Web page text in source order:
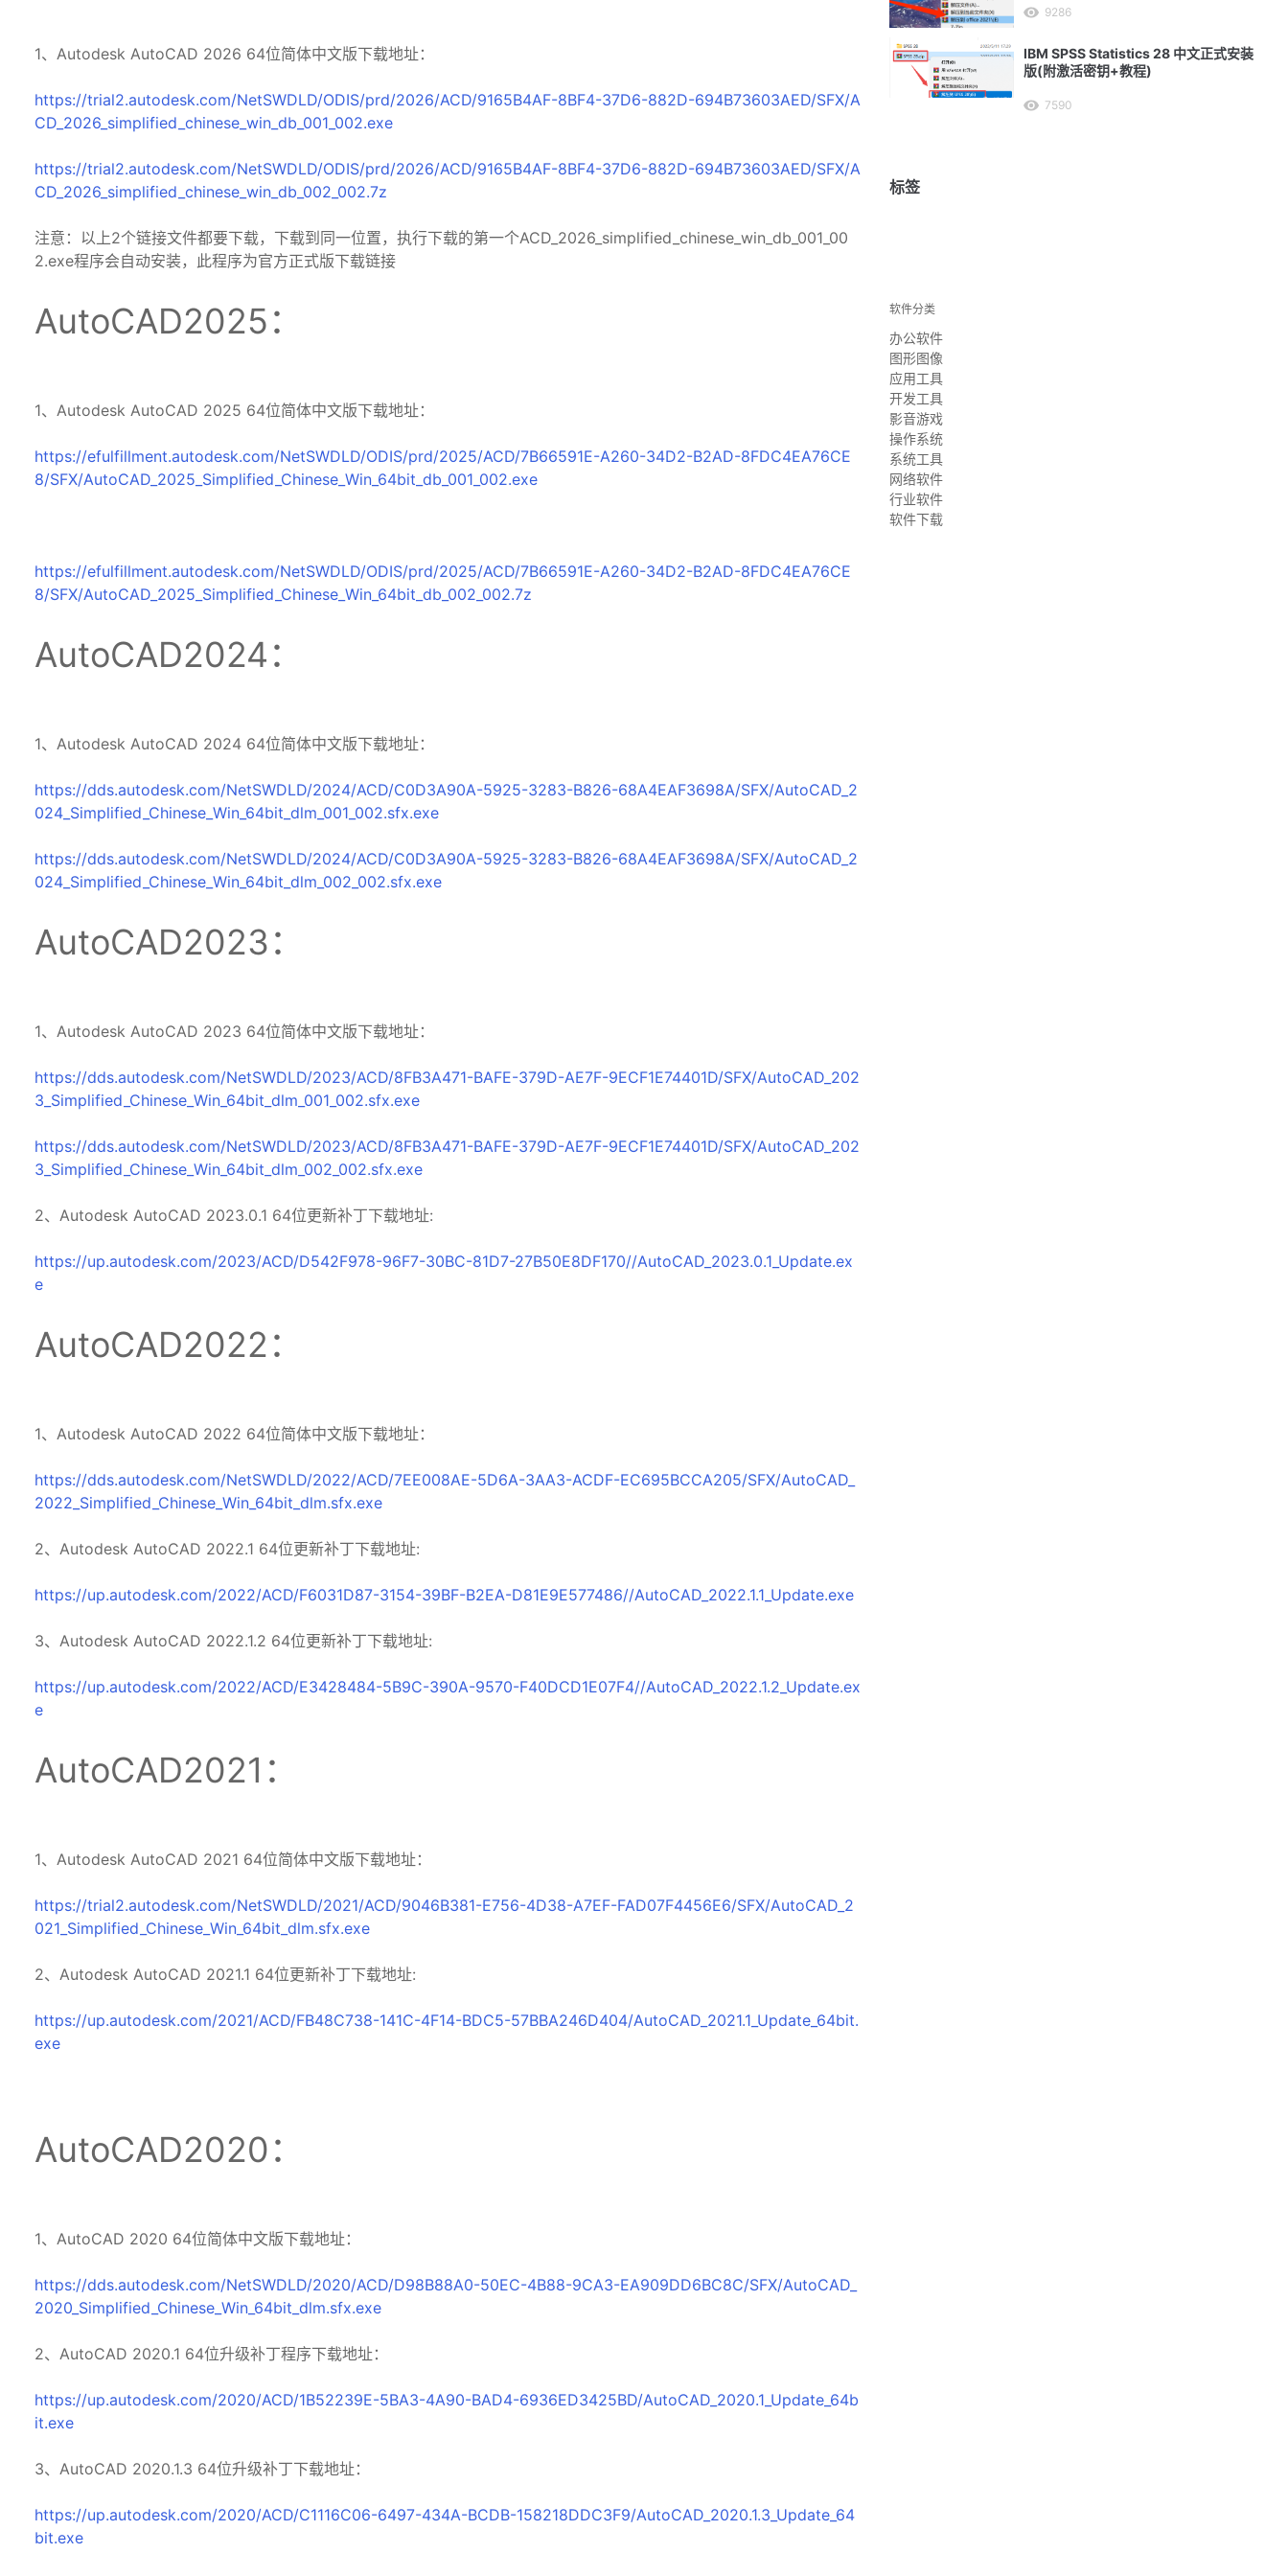
1、Autodesk AutoCAD 2026 64位简体中文版下载地址：
https://trial2.autodesk.com/NetSWDLD/ODIS/prd/2026/ACD/9165B4AF-8BF4-37D6-882D-694B73603AED/SFX/A
CD_2026_simplified_chinese_win_db_001_002.exe
https://trial2.autodesk.com/NetSWDLD/ODIS/prd/2026/ACD/9165B4AF-8BF4-37D6-882D-694B73603AED/SFX/A
CD_2026_simplified_chinese_win_db_002_002.7z
注意：以上2个链接文件都要下载，下载到同一位置，执行下载的第一个ACD_2026_simplified_chinese_win_db_001_00
2.exe程序会自动安装，此程序为官方正式版下载链接
AutoCAD2025：
1、Autodesk AutoCAD 2025 64位简体中文版下载地址：
https://efulfillment.autodesk.com/NetSWDLD/ODIS/prd/2025/ACD/7B66591E-A260-34D2-B2AD-8FDC4EA76CE
8/SFX/AutoCAD_2025_Simplified_Chinese_Win_64bit_db_001_002.exe
https://efulfillment.autodesk.com/NetSWDLD/ODIS/prd/2025/ACD/7B66591E-A260-34D2-B2AD-8FDC4EA76CE
8/SFX/AutoCAD_2025_Simplified_Chinese_Win_64bit_db_002_002.7z
AutoCAD2024：
1、Autodesk AutoCAD 2024 64位简体中文版下载地址：
https://dds.autodesk.com/NetSWDLD/2024/ACD/C0D3A90A-5925-3283-B826-68A4EAF3698A/SFX/AutoCAD_2
024_Simplified_Chinese_Win_64bit_dlm_001_002.sfx.exe
https://dds.autodesk.com/NetSWDLD/2024/ACD/C0D3A90A-5925-3283-B826-68A4EAF3698A/SFX/AutoCAD_2
024_Simplified_Chinese_Win_64bit_dlm_002_002.sfx.exe
AutoCAD2023：
1、Autodesk AutoCAD 2023 64位简体中文版下载地址：
https://dds.autodesk.com/NetSWDLD/2023/ACD/8FB3A471-BAFE-379D-AE7F-9ECF1E74401D/SFX/AutoCAD_202
3_Simplified_Chinese_Win_64bit_dlm_001_002.sfx.exe
https://dds.autodesk.com/NetSWDLD/2023/ACD/8FB3A471-BAFE-379D-AE7F-9ECF1E74401D/SFX/AutoCAD_202
3_Simplified_Chinese_Win_64bit_dlm_002_002.sfx.exe
2、Autodesk AutoCAD 2023.0.1 64位更新补丁下载地址:
https://up.autodesk.com/2023/ACD/D542F978-96F7-30BC-81D7-27B50E8DF170//AutoCAD_2023.0.1_Update.ex
e
AutoCAD2022：
1、Autodesk AutoCAD 2022 64位简体中文版下载地址：
https://dds.autodesk.com/NetSWDLD/2022/ACD/7EE008AE-5D6A-3AA3-ACDF-EC695BCCA205/SFX/AutoCAD_
2022_Simplified_Chinese_Win_64bit_dlm.sfx.exe
2、Autodesk AutoCAD 2022.1 64位更新补丁下载地址:
https://up.autodesk.com/2022/ACD/F6031D87-3154-39BF-B2EA-D81E9E577486//AutoCAD_2022.1.1_Update.exe
3、Autodesk AutoCAD 2022.1.2 64位更新补丁下载地址:
https://up.autodesk.com/2022/ACD/E3428484-5B9C-390A-9570-F40DCD1E07F4//AutoCAD_2022.1.2_Update.ex
e
AutoCAD2021：
1、Autodesk AutoCAD 2021 64位简体中文版下载地址：
https://trial2.autodesk.com/NetSWDLD/2021/ACD/9046B381-E756-4D38-A7EF-FAD07F4456E6/SFX/AutoCAD_2
021_Simplified_Chinese_Win_64bit_dlm.sfx.exe
2、Autodesk AutoCAD 2021.1 64位更新补丁下载地址:
https://up.autodesk.com/2021/ACD/FB48C738-141C-4F14-BDC5-57BBA246D404/AutoCAD_2021.1_Update_64bit.
exe
AutoCAD2020：
1、AutoCAD 2020 64位简体中文版下载地址：
https://dds.autodesk.com/NetSWDLD/2020/ACD/D98B88A0-50EC-4B88-9CA3-EA909DD6BC8C/SFX/AutoCAD_
2020_Simplified_Chinese_Win_64bit_dlm.sfx.exe
2、AutoCAD 2020.1 64位升级补丁程序下载地址：
https://up.autodesk.com/2020/ACD/1B52239E-5BA3-4A90-BAD4-6936ED3425BD/AutoCAD_2020.1_Update_64b
it.exe
3、AutoCAD 2020.1.3 64位升级补丁下载地址：
https://up.autodesk.com/2020/ACD/C1116C06-6497-434A-BCDB-158218DDC3F9/AutoCAD_2020.1.3_Update_64
bit.exe
9286
IBM SPSS Statistics 28 中文正式安装
版(附激活密钥+教程)
7590
标签
软件分类
办公软件
图形图像
应用工具
开发工具
影音游戏
操作系统
系统工具
网络软件
行业软件
软件下载